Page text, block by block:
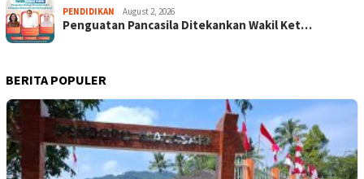
PENDIDIKAN August 2, 2026
Penguatan Pancasila Ditekankan Wakil Ket…
BERITA POPULER